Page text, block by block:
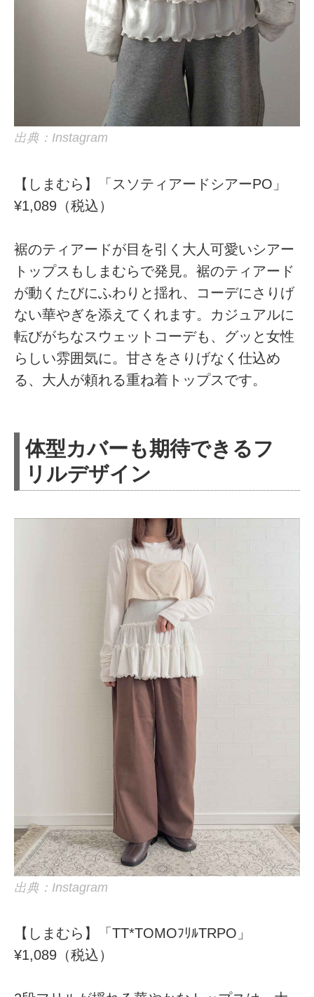
出典：Instagram
【しまむら】「スソティアードシアーPO」
¥1,089（税込）
裾のティアードが目を引く大人可愛いシアー
トップスもしまむらで発見。裾のティアード
が動くたびにふわりと揺れ、コーデにさりげ
ない華やぎを添えてくれます。カジュアルに
転びがちなスウェットコーデも、グッと女性
らしい雰囲気に。甘さをさりげなく仕込め
る、大人が頼れる重ね着トップスです。
体型カバーも期待できるフ
リルデザイン
出典：Instagram
【しまむら】「TT*TOMOﾌﾘﾙTRPO」
¥1,089（税込）